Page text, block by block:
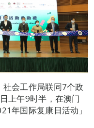
会工作局联同7个政
上午9时半，在澳门
年国际复康日活动」